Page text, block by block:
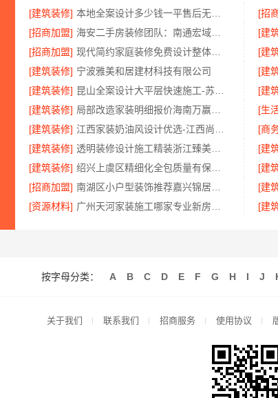
[建筑装修]
[招
[招商加盟]
[建
[招商加盟]
[建
[建筑装修] 宁波雅美和居建材科技有限公司 [建
[建筑装修]
[建
[建筑装修]
[生
[建筑装修]
[商
[建筑装修]
[建
[建筑装修]
[建
[招商加盟]
[建
[资源材料]
[建
按字母分类： A B C D E F G H I J
关于我们 联系我们 招商服务 使用协议